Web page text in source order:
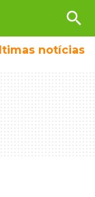
search
notícias